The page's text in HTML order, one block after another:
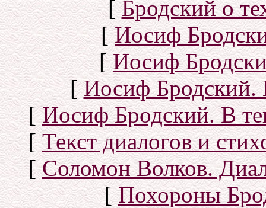
[Бродский о
[Иосиф
[Иосиф
[Иосиф Бродский.
[Иосиф Бродский. В
[Текст диалогов и
[Соломон Волков.
[Похороны